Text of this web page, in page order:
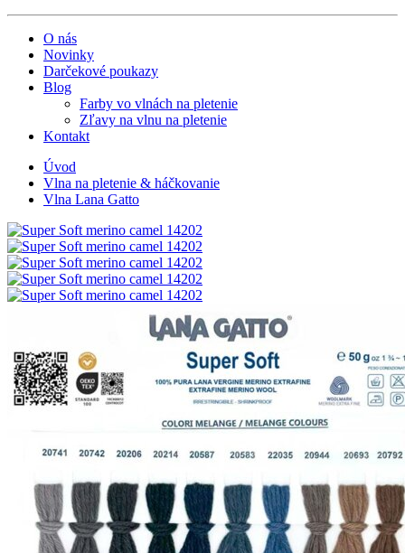
O nás
Novinky
Darčekové poukazy
Blog
Farby vo vlnách na pletenie
Zľavy na vlnu na pletenie
Kontakt
Úvod
Vlna na pletenie & háčkovanie
Vlna Lana Gatto